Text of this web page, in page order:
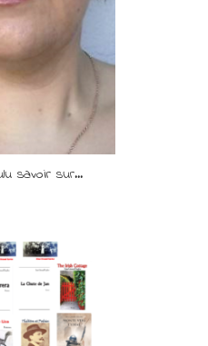
savoir sur...